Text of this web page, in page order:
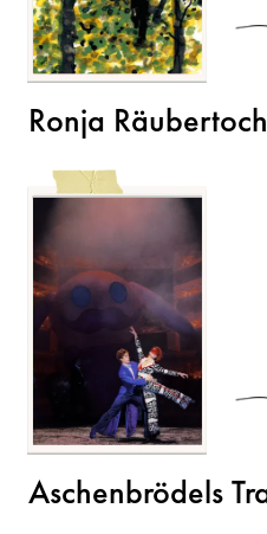
Ronja
Aschenbrödels